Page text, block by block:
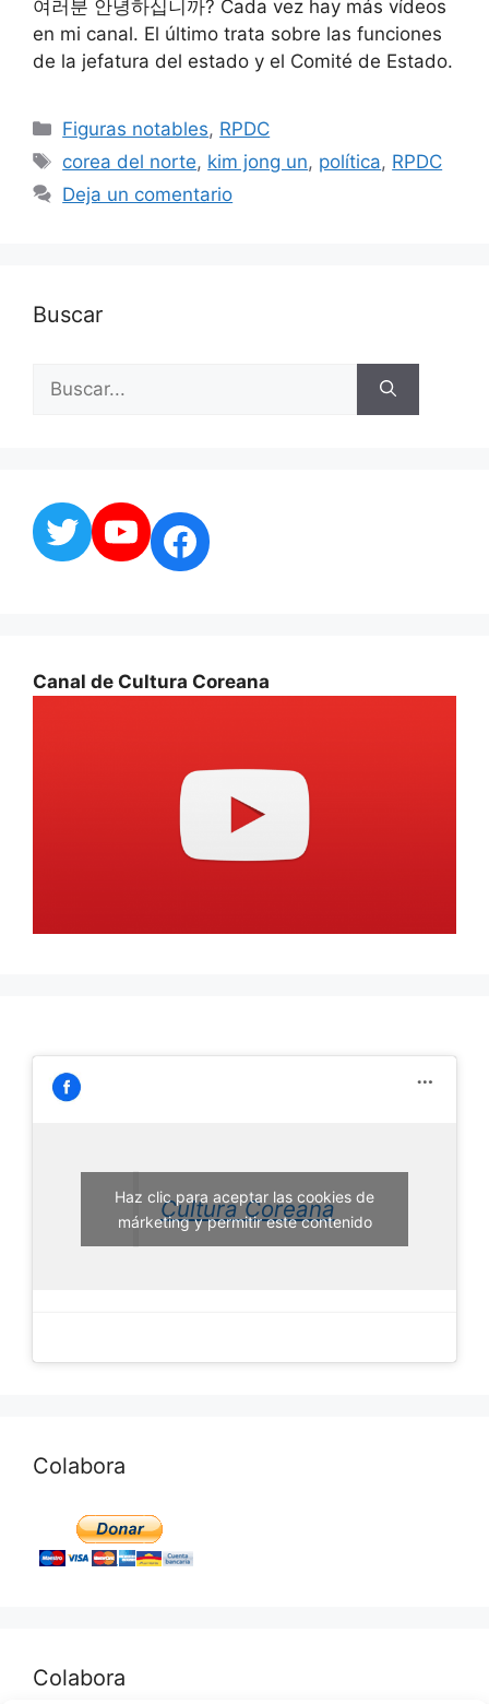
여러분 안녕하십니까? Cada vez hay más vídeos
en mi canal. El último trata sobre las funciones
de la jefatura del estado y el Comité de Estado.
Categorías
Figuras notables, RPDC
Etiquetas
corea del norte, kim jong un, política, RPDC
Deja un comentario
Buscar
Twitter
YouTube
Facebook
Canal de Cultura Coreana
Cultura Coreana
Haz clic para aceptar las cookies de
márketing y permitir este contenido
Colabora
Colabora